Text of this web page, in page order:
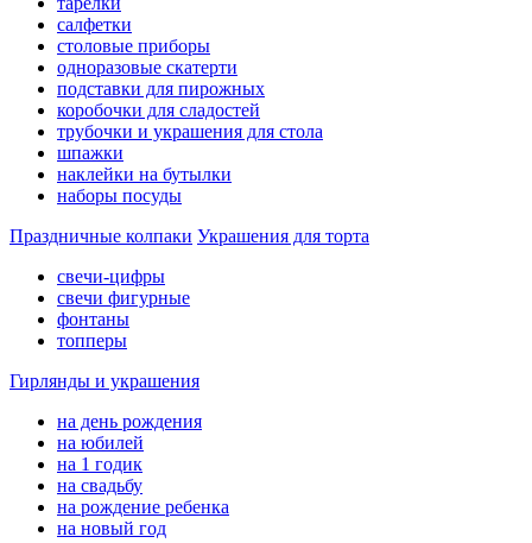
салфетки
столовые приборы
одноразовые скатерти
подставки для пирожных
коробочки для сладостей
трубочки и украшения для стола
шпажки
наклейки на бутылки
наборы посуды
Праздничные колпаки Украшения для торта
свечи-цифры
свечи фигурные
фонтаны
топперы
Гирлянды и украшения
на день рождения
на юбилей
на 1 годик
на свадьбу
на рождение ребенка
на новый год